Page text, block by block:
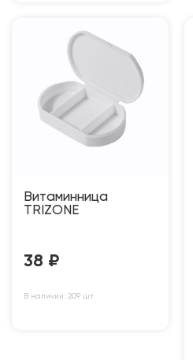
Витаминница
TRIZONE
38 ₽
В наличии: 209 шт